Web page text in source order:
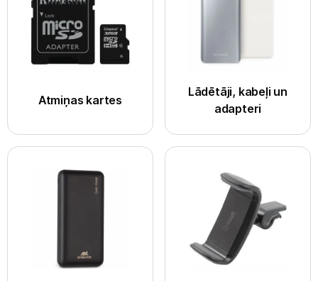
Vēlmju saraksts
Piegāde un apmaksa
Tehnikas izvešana
Tet pakalpojumi
Atmiņas kartes
Lādētāji, kabeļi un
adapteri